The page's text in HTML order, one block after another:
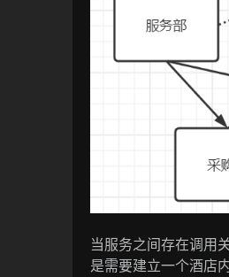
当服务之间存在调用
是需要建立一个酒店